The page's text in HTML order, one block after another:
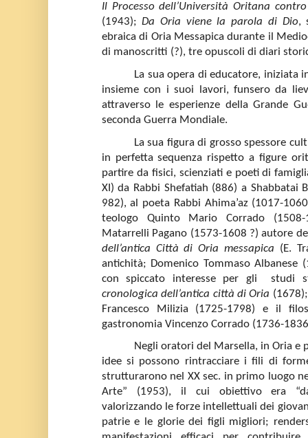
Il Processo dell’Università Oritana
(1943);Da Oria viene la parola di Dio,
ebraica di Oria Messapica durante il
di manoscritti (?), tre opuscoli di diari
La sua opera di educatore, iniziata
insieme con i suoi lavori, funsero da
attraverso le esperienze della Grande
seconda Guerra Mondiale.
La sua figura di grosso spessore
in perfetta sequenza rispetto a figure
partire da fisici, scienziati e poeti di
XI) da Rabbi Shefatiah (886) a Shabbatai
982), al poeta Rabbi Ahima’az (1017-
teologo Quinto Mario Corrado
Matarrelli Pagano (1573-1608 ?) autore
dell’antica Città di Oria messapica (E.
antichità; Domenico Tommaso Albanese
con spiccato interesse per gli
studi
cronologica dell’antica città di Oria
Francesco Milizia (1725-1798) e il
gastronomia Vincenzo Corrado (1736-
Negli oratori del Marsella, in Oria e
idee si possono rintracciare i fili di
strutturarono nel XX sec. in primo luogo
Arte” (1953), il cui obiettivo era
valorizzando le forze intellettuali dei
patrie e le glorie dei figli migliori;